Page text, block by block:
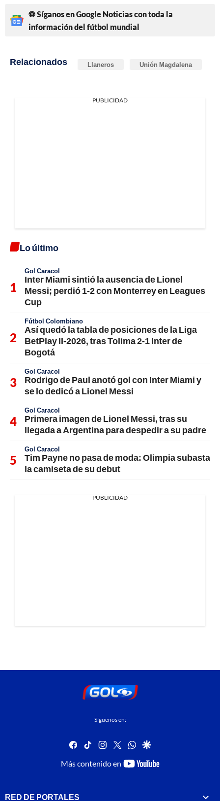
⚽ Síganos en Google Noticias con toda la
información del fútbol mundial
Relacionados Llaneros Unión Magdalena
PUBLICIDAD
Lo último
Gol Caracol
Inter Miami sintió la ausencia de Lionel
Messi; perdió 1-2 con Monterrey en Leagues
Cup
Fútbol Colombiano
Así quedó la tabla de posiciones de la Liga
BetPlay II-2026, tras Tolima 2-1 Inter de
Bogotá
Gol Caracol
Rodrigo de Paul anotó gol con Inter Miami y
se lo dedicó a Lionel Messi
Gol Caracol
Primera imagen de Lionel Messi, tras su
llegada a Argentina para despedir a su padre
Gol Caracol
Tim Payne no pasa de moda: Olimpia subasta
la camiseta de su debut
PUBLICIDAD
Síguenos en:
facebook
tiktok instagram
twitterwhatsapp
google
Más contenido en
youtube-
RED DE PORTALES